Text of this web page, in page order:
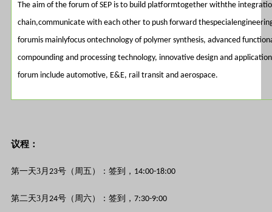
The aim of the forum of SEP is to build platformtogether withthe
chain,communicate with each other to push forward
forumis mainlyfocus ontechnology of polymer synthesis, advanced
compounding and processing technology, innovative design and
forum include automotive, E&E, rail transit and aerospace.
议程：
第一天3月 23号（周五）：签到， 14:00-18:00
第二天3月 24号（周六）：签到， 7:30-9:00